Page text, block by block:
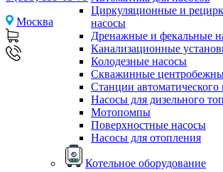
Москва
Циркуляционные и
насосы
Дренажные и фекальные
Канализационные
Колодезные насосы
Скважинные
Станции
Насосы для дизельного
Мотопомпы
Поверхностные насосы
Насосы для отопления
Котельное оборудование